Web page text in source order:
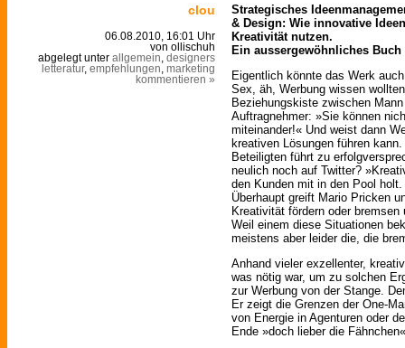
clou
06.08.2010, 16:01 Uhr
von ollischuh
abgelegt unter allgemein designers
letteratur, empfehlungen marketing
kommentieren »
Strategisches
& Design: Wie innovative
Kreativität nutzen.
Ein aussergewöhnliches
Eigentlich könnte das Werk
Sex, äh, Werbung wissen
Beziehungskiste zwischen
Auftragnehmer: »Sie können
miteinander!« Und weist dann
kreativen Lösungen führen
Beteiligten führt zu
neulich noch auf Twitter? »
den Kunden mit in den Pool
Überhaupt greift Mario Pricken
Kreativität fördern oder
Weil einem diese Situationen
meistens aber leider die, die
Anhand vieler exzellenter,
was nötig war, um zu solchen
zur Werbung von der Stange.
Er zeigt die Grenzen der One-
von Energie in Agenturen oder
Ende »doch lieber die